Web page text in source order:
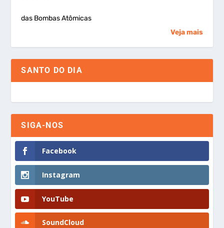
das Bombas Atômicas
Veja mais
SANTO DO DIA
SIGA-NOS
Facebook
Instagram
YouTube
SoundCloud